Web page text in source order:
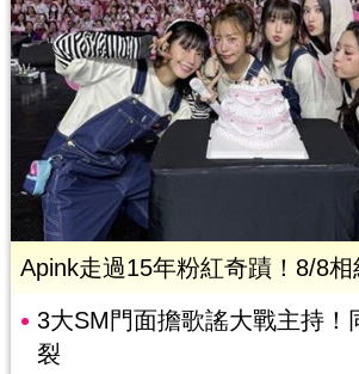
Apink走過15年粉紅奇蹟！8/8
3大SM門面擔歌謠大戰主持！
裂